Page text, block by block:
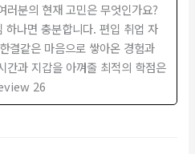
러분의 현재 고민은 무엇인가요?
하나면 충분합니다. 편입 취업 자
결같은 마음으로 쌓아온 경험과
간과 지갑을 아껴줄 최적의 학점은
26